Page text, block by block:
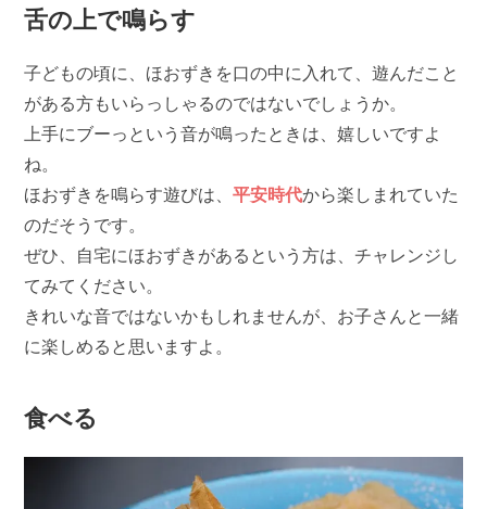
舌の上で鳴らす
子どもの頃に、ほおずきを口の中に入れて、遊んだこと
がある方もいらっしゃるのではないでしょうか。
上手にブーっという音が鳴ったときは、嬉しいですよ
ね。
ほおずきを鳴らす遊びは、平安時代から楽しまれていた
のだそうです。
ぜひ、自宅にほおずきがあるという方は、チャレンジし
てみてください。
きれいな音ではないかもしれませんが、お子さんと一緒
に楽しめると思いますよ。
食べる